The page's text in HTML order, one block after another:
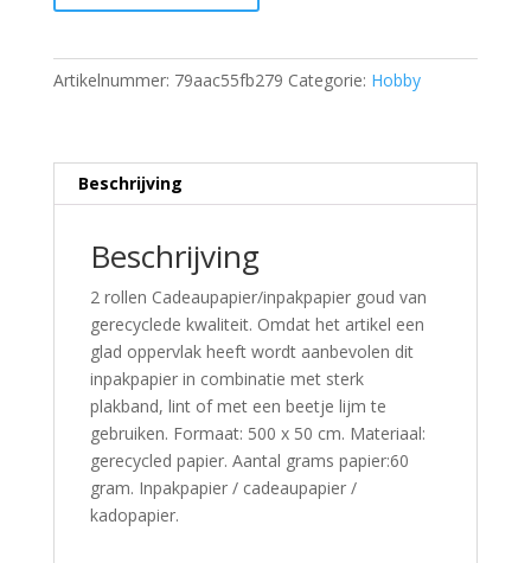
Artikelnummer: 79aac55fb279 Categorie: Hobby
Beschrijving
Beschrijving
2 rollen Cadeaupapier/inpakpapier goud van
gerecyclede kwaliteit. Omdat het artikel een
glad oppervlak heeft wordt aanbevolen dit
inpakpapier in combinatie met sterk
plakband, lint of met een beetje lijm te
gebruiken. Formaat: 500 x 50 cm. Materiaal:
gerecycled papier. Aantal grams papier:60
gram. Inpakpapier / cadeaupapier /
kadopapier.